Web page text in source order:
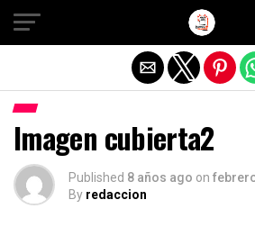
Imagen cubierta2
Published 8 años ago on
By redaccion
Salir de la versión